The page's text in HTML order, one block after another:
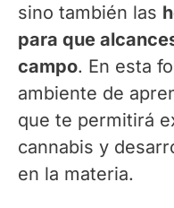
sino también las
para que
campo. En esta
ambiente de
que te permitirá
cannabis y
en la materia.